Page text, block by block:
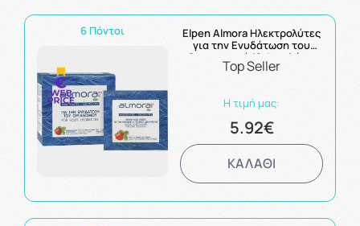
6 Πόντοι
Elpen Almora Ηλεκτρολύτες
για την Ενυδάτωση του
Οργανισμού 12 Φακελάκια
Top Seller
Η τιμή μας:
5.92€
ΚΑΛΑΘΙ